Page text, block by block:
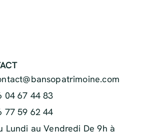
04 67 44 83
77 59 62 44
Lundi au Vendredi De 9h à